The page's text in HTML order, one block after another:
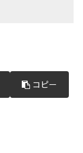
コピー